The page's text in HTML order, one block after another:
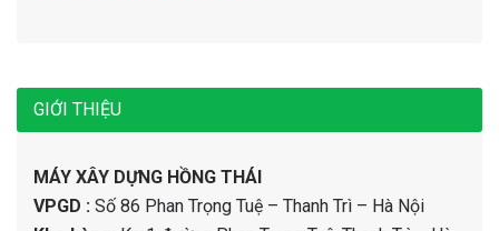
GIỚI THIỆU
MÁY XÂY DỰNG HỒNG THÁI
VPGD : Số 86 Phan Trọng Tuệ – Thanh Trì – Hà Nội